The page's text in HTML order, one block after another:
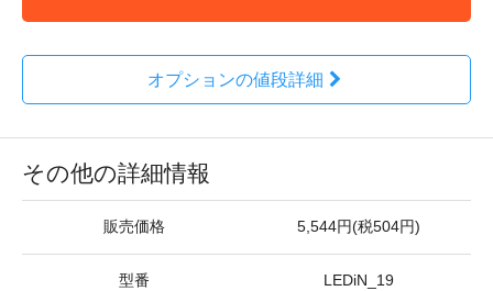
オプションの値段詳細
その他の詳細情報
販売価格 5,544円(税504円)
型番 LEDiN_19